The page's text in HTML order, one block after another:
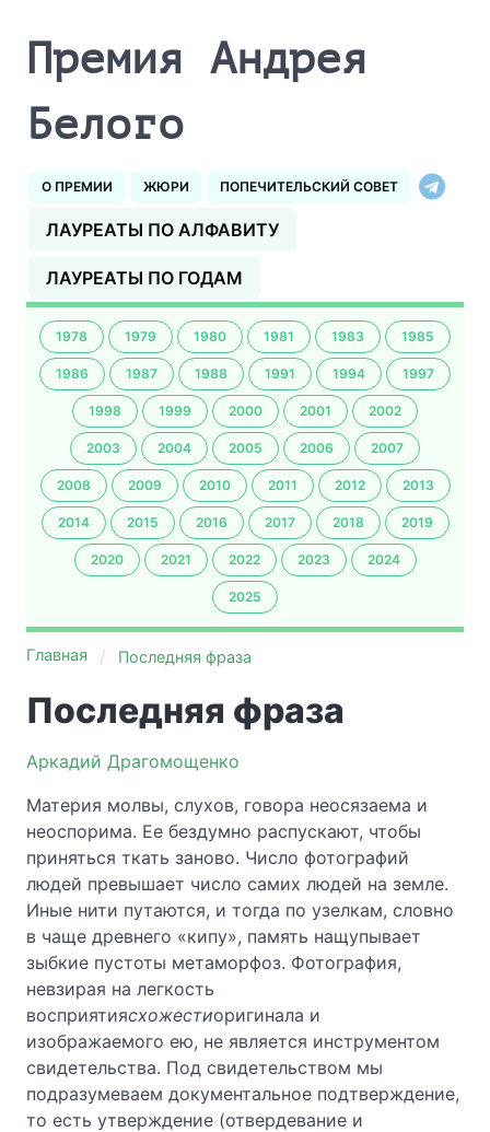
Премия Андрея
Белого
О ПРЕМИИ ЖЮРИ ПОПЕЧИТЕЛЬСКИЙ СОВЕТ
ЛАУРЕАТЫ ПО АЛФАВИТУ
ЛАУРЕАТЫ ПО ГОДАМ
1978 1979 1980 1981 1983 1985
1986 1987 1988 1991 1994 1997
1998 1999 2000 2001 2002
2003 2004 2005 2006 2007
2008 2009 2010 2011 2012 2013
2014 2015 2016 2017 2018 2019
2020 2021 2022 2023 2024
2025
Главная Последняя фраза
Последняя фраза
Аркадий Драгомощенко
Материя молвы, слухов, говора неосязаема и
неоспорима. Ее бездумно распускают, чтобы
приняться ткать заново. Число фотографий
людей превышает число самих людей на земле.
Иные нити путаются, и тогда по узелкам, словно
в чаще древнего «кипу», память нащупывает
зыбкие пустоты метаморфоз. Фотография,
невзирая на легкость
восприятиясхожестиоригинала и
изображаемого ею, не является инструментом
свидетельства. Под свидетельством мы
подразумеваем документальное подтверждение,
то есть утверждение (отвердевание и